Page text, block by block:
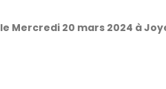
le Mercredi 20 mars 2024 à